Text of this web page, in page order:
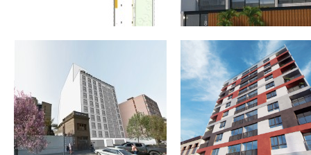
EDIFICIO MULTIFAMILIAR «PLAZA
MONET» 98 VIVIENDAS EN JESÚS
MARÍA. LIMA
EDIFICIO MULTIFAMILIAR
«ESSENZA» 65 VIVIENDAS
MIRAFLORES, LIMA.